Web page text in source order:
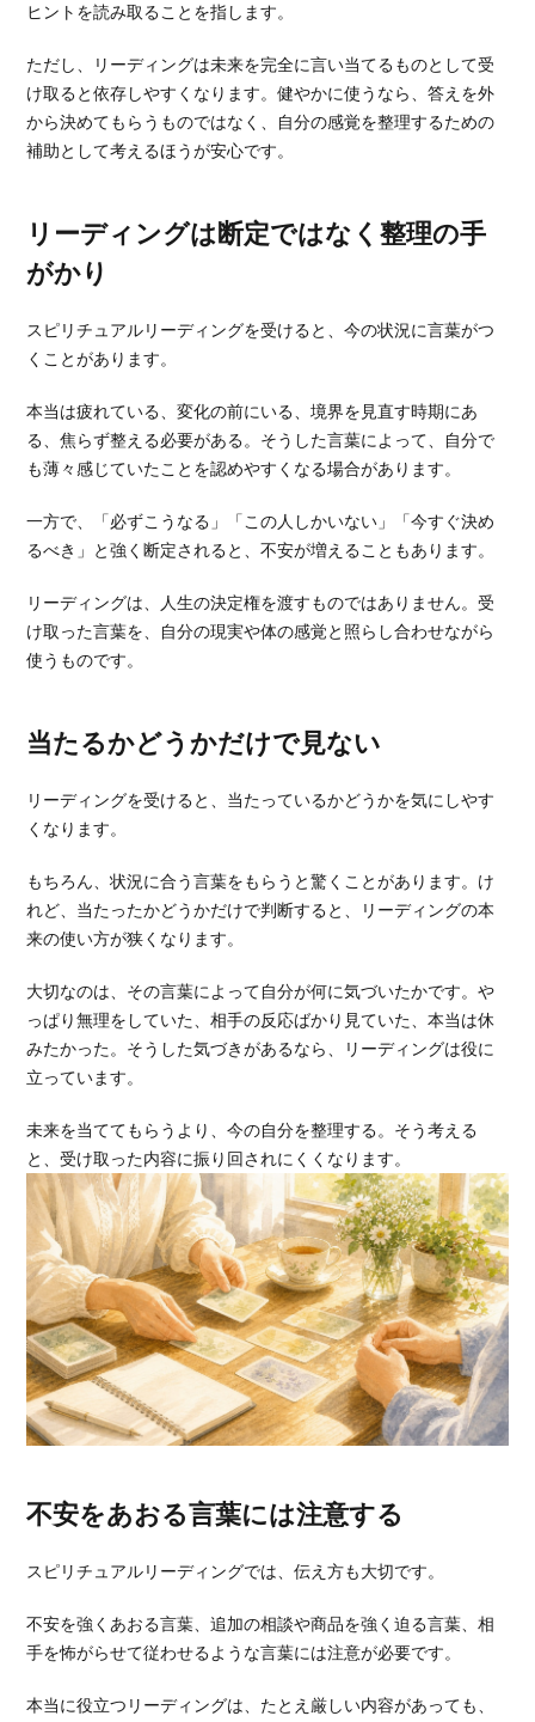
ヒントを読み取ることを指します。
ただし、リーディングは未来を完全に言い当てるものとして受
け取ると依存しやすくなります。健やかに使うなら、答えを外
から決めてもらうものではなく、自分の感覚を整理するための
補助として考えるほうが安心です。
リーディングは断定ではなく整理の手
がかり
スピリチュアルリーディングを受けると、今の状況に言葉がつ
くことがあります。
本当は疲れている、変化の前にいる、境界を見直す時期にあ
る、焦らず整える必要がある。そうした言葉によって、自分で
も薄々感じていたことを認めやすくなる場合があります。
一方で、「必ずこうなる」「この人しかいない」「今すぐ決め
るべき」と強く断定されると、不安が増えることもあります。
リーディングは、人生の決定権を渡すものではありません。受
け取った言葉を、自分の現実や体の感覚と照らし合わせながら
使うものです。
当たるかどうかだけで見ない
リーディングを受けると、当たっているかどうかを気にしやす
くなります。
もちろん、状況に合う言葉をもらうと驚くことがあります。け
れど、当たったかどうかだけで判断すると、リーディングの本
来の使い方が狭くなります。
大切なのは、その言葉によって自分が何に気づいたかです。や
っぱり無理をしていた、相手の反応ばかり見ていた、本当は休
みたかった。そうした気づきがあるなら、リーディングは役に
立っています。
未来を当ててもらうより、今の自分を整理する。そう考える
と、受け取った内容に振り回されにくくなります。
不安をあおる言葉には注意する
スピリチュアルリーディングでは、伝え方も大切です。
不安を強くあおる言葉、追加の相談や商品を強く迫る言葉、相
手を怖がらせて従わせるような言葉には注意が必要です。
本当に役立つリーディングは、たとえ厳しい内容があっても、